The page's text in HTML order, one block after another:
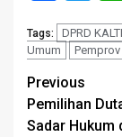
Tags: DPRD
Umum
Post
Previous
Pemilihan
Sadar Hukum